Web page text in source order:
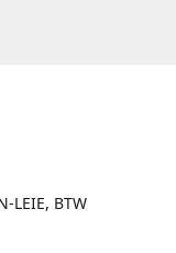
LEIE, BTW